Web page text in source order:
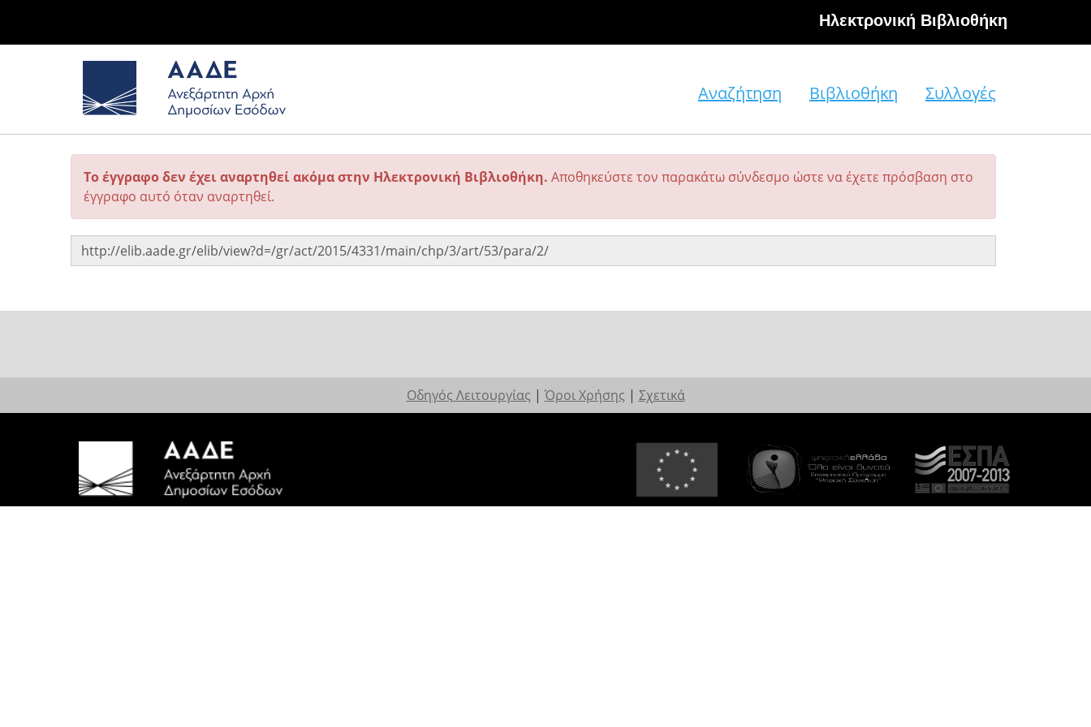
Hλεκτρονική Βιβλιοθήκη
Αναζήτηση Βιβλιοθήκη Συλλογές
Το έγγραφο δεν έχει αναρτηθεί ακόμα στην Ηλεκτρονική Βιβλιοθήκη. Αποθηκεύστε τον παρακάτω σύνδεσμο ώστε να έχετε πρόσβαση στο
έγγραφο αυτό όταν αναρτηθεί.
Οδηγός Λειτουργίας | Όροι Χρήσης | Σχετικά